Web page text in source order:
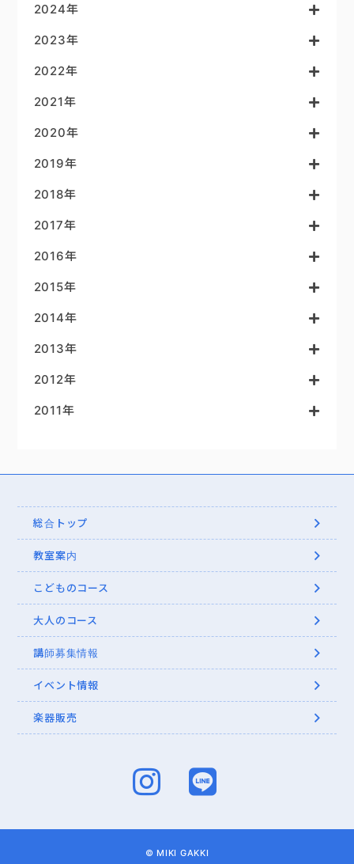
2024年
2023年
2022年
2021年
2020年
2019年
2018年
2017年
2016年
2015年
2014年
2013年
2012年
2011年
総合トップ
教室案内
こどものコース
大人のコース
講師募集情報
イベント情報
楽器販売
© MIKI GAKKI